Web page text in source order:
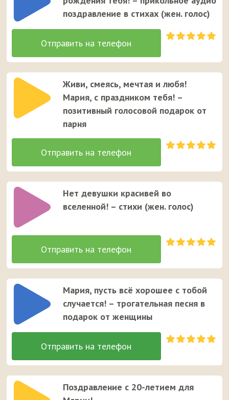
поздравление в стихах (жен. голос)
Живи, смеясь, мечтая и любя!
Мария, с праздником тебя! –
позитивный голосовой подарок от
парня
Нет девушки красивей во
вселенной! – стихи (жен. голос)
Мария, пусть всё хорошее с тобой
случается! – трогательная песня в
подарок от женщины
Поздравление с 20-летием для